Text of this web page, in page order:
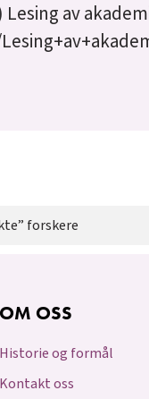
av
forskere
OM OSS
Historie og formål
Kontakt oss